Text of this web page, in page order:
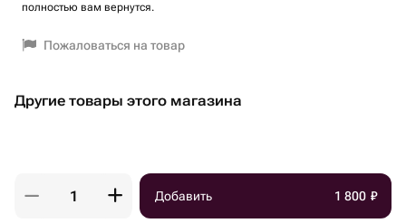
полностью вам вернутся.
Пожаловаться на товар
Другие товары этого магазина
Добавить 1 800 ₽